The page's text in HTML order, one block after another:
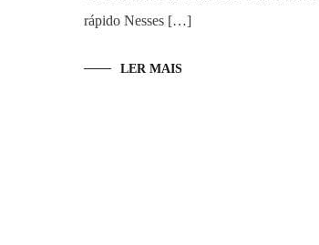
rápido Nesses […]
LER MAIS